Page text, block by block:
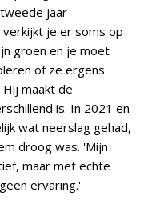
jaar
je er soms op
groen en je moet
of ze ergens
maakt de
is. In 2021 en
wat neerslag gehad,
droog was. 'Mijn
maar met echte
ervaring.'